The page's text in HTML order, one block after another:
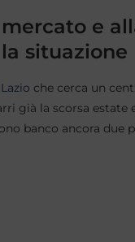
e
situazione
Lazio che cerca un
già la scorsa estate
banco ancora due